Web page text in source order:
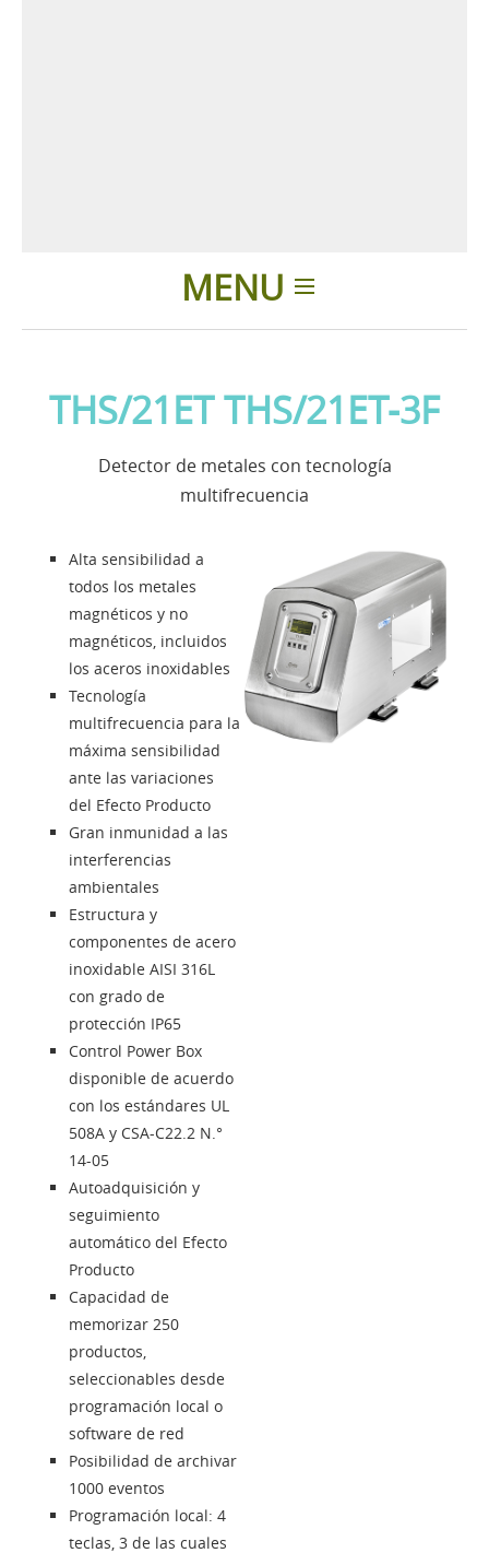
MENU
Aplicaciones
Presentación
Contactos
Solution Designer
Login
Distribuidores
Lengua
THS/21ET THS/21ET-3F
Detector de metales con tecnología
multifrecuencia
Alta sensibilidad a
todos los metales
magnéticos y no
magnéticos, incluidos
los aceros inoxidables
Tecnología
multifrecuencia para la
máxima sensibilidad
ante las variaciones
del Efecto Producto
Gran inmunidad a las
interferencias
ambientales
Estructura y
componentes de acero
inoxidable AISI 316L
con grado de
protección IP65
Control Power Box
disponible de acuerdo
con los estándares UL
508A y CSA-C22.2 N.°
14-05
Autoadquisición y
seguimiento
automático del Efecto
Producto
Capacidad de
memorizar 250
productos,
seleccionables desde
programación local o
software de red
Posibilidad de archivar
1000 eventos
Programación local: 4
teclas, 3 de las cuales